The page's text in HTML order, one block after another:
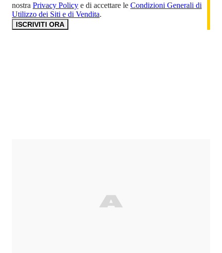
nostra Privacy Policy e di accettare le Condizioni Generali di
Utilizzo dei Siti e di Vendita.
ISCRIVITI ORA